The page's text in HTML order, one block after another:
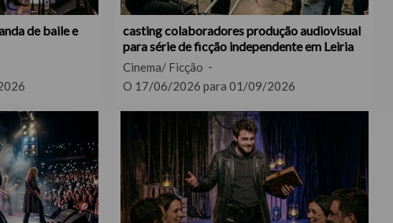
de baile e
casting colaboradores produção audiovisual
para série de ficção independente em Leiria
Cinema/ Ficção
O 17/06/2026 para 01/09/2026